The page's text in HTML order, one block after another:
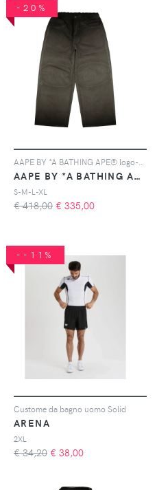
-20%
AAPE BY *A BATHING APE®
S-M-L-XL
€ 418,00 € 335,00
--11%
Custome da bagno uomo Solid
ARENA
2XL
€ 34,20 € 38,00